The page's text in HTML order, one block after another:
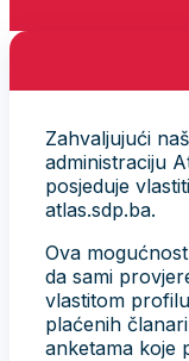
Zahvaljujući
administraciju
posjeduje
atlas.sdp.ba.
Ova
da sami
vlastitom
plaćenih
anketama koje